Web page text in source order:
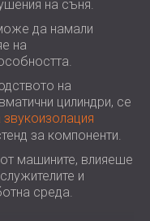
ЗА
АКУСТИЧНИ
АКУСТИЧНИ
ЗА ДАННИ
на съня.
да намали
на
на
цилиндри, се
за компоненти.
машините, влияеше
и
среда.